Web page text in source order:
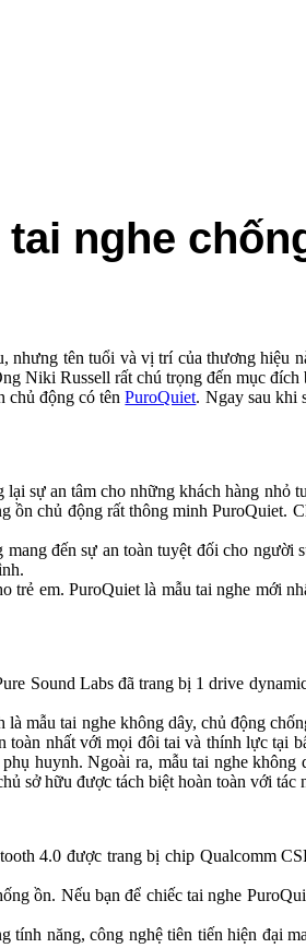
nghe
tên tuổi và vị trí của thương hiệu
Niki Russell rất chú trọng đến mục
chủ động có tênPuroQuiet. Ngay sau khi
sự an tâm cho những khách hàng
ồn chủ động rất thông minh
đến sự an toàn tuyệt đối cho
em. PuroQuiet là mẫu tai nghe mới
Sound Labs đã trang bị 1 drive
mẫu tai nghe không dây, chủ động
nhất với mọi đôi tai và thính lực tại
huynh. Ngoài ra, mẫu tai nghe
sở hữu được tách biệt hoàn toàn với tác
4.0 được trang bị chip Qualcomm
ồn. Nếu bạn để chiếc tai nghe
năng, công nghệ tiên tiến hiện đại